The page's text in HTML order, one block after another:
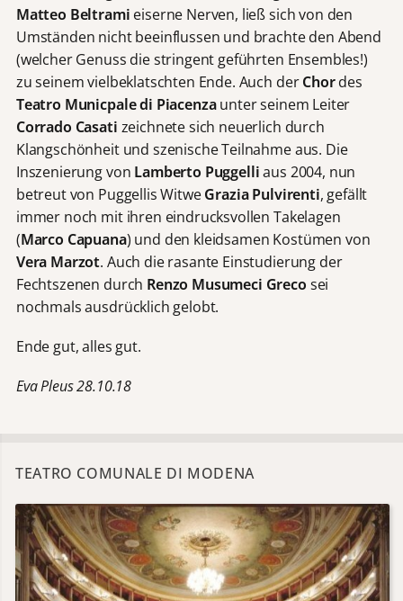
Matteo Beltrami eiserne Nerven, ließ sich von den
Umständen nicht beeinflussen und brachte den Abend
(welcher Genuss die stringent geführten Ensembles!)
zu seinem vielbeklatschten Ende. Auch derChordes
Teatro Municpale di Piacenzaunter seinem Leiter
Corrado Casati zeichnete sich neuerlich durch
Klangschönheit und szenische Teilnahme aus. Die
Inszenierung von Lamberto Puggelliaus 2004, nun
betreut von Puggellis WitweGrazia Pulvirenti, gefällt
immer noch mit ihren eindrucksvollen Takelagen
(Marco Capuana) und den kleidsamen Kostümen von
Vera Marzot. Auch die rasante Einstudierung der
Fechtszenen durch Renzo Musumeci Greco sei
nochmals ausdrücklich gelobt.
Ende gut, alles gut.
Eva Pleus 28.10.18
TEATRO COMUNALE DI MODENA